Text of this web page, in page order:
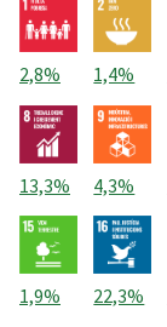
2,8% 1,4%
13,3% 4,3%
1,9% 22,3%